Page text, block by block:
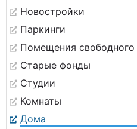
Новостройки
Паркинги
Помещения свободного
Старые фонды
Студии
Комнаты
Дома